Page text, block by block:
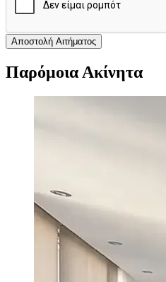
Αποστολή Αιτήματος
Παρόμοια Ακίνητα